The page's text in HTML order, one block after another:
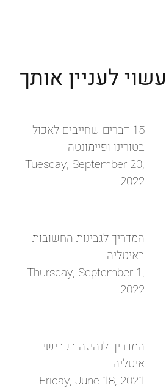
15 דברים שחייבים לאכול
בטורינו ופיימונטה
Tuesday, September 20,
2022
המדריך לגבינות החשובות
באיטליה
Thursday, September 1,
2022
המדריך לנהיגה בכבישי
איטליה
Friday, June 18, 2021
עשוי לעניין אותך